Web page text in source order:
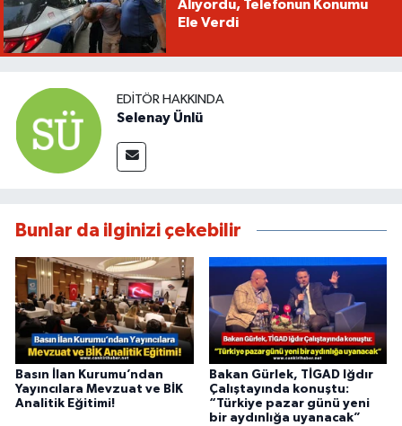
Alıyordu, Telefonun Konumu
Ele Verdi
EDITÖR HAKKINDA
Selenay Ünlü
Bunlar da ilginizi çekebilir
Basın İlan Kurumu’ndan
Yayıncılara Mevzuat ve BİK
Analitik Eğitimi!
Bakan Gürlek, TİGAD Iğdır
Çalıştayında konuştu:
“Türkiye pazar günü yeni
bir aydınlığa uyanacak”